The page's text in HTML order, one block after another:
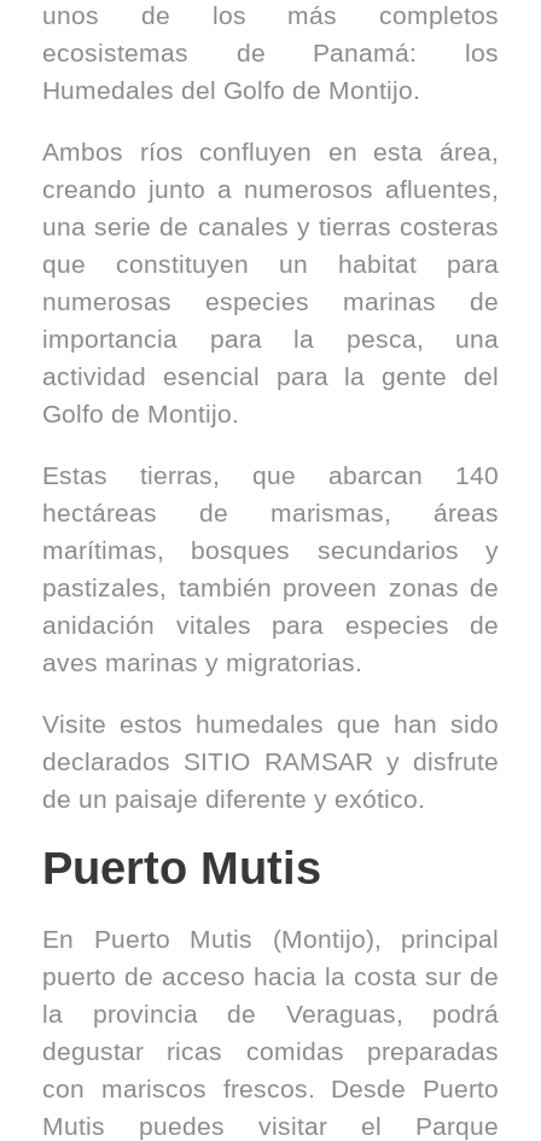
unos de los más completos
ecosistemas de Panamá: los
Humedales del Golfo de Montijo.
Ambos ríos confluyen en esta área,
creando junto a numerosos afluentes,
una serie de canales y tierras costeras
que constituyen un habitat para
numerosas especies marinas de
importancia para la pesca, una
actividad esencial para la gente del
Golfo de Montijo.
Estas tierras, que abarcan 140
hectáreas de marismas, áreas
marítimas, bosques secundarios y
pastizales, también proveen zonas de
anidación vitales para especies de
aves marinas y migratorias.
Visite estos humedales que han sido
declarados SITIO RAMSAR y disfrute
de un paisaje diferente y exótico.
Puerto Mutis
En Puerto Mutis (Montijo), principal
puerto de acceso hacia la costa sur de
la provincia de Veraguas, podrá
degustar ricas comidas preparadas
con mariscos frescos. Desde Puerto
Mutis puedes visitar el Parque